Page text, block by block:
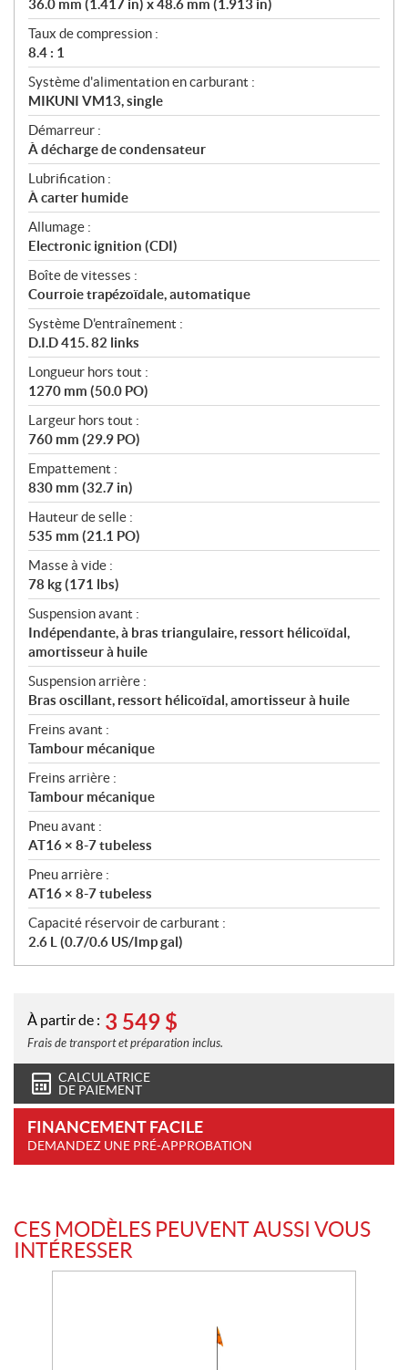
36.0 mm (1.417 in) x 48.6 mm (1.913 in)
Taux de compression :
8.4 : 1
Système d'alimentation en carburant :
MIKUNI VM13, single
Démarreur :
À décharge de condensateur
Lubrification :
À carter humide
Allumage :
Electronic ignition (CDI)
Boîte de vitesses :
Courroie trapézoïdale, automatique
Système D'entraînement :
D.I.D 415. 82 links
Longueur hors tout :
1270 mm (50.0 PO)
Largeur hors tout :
760 mm (29.9 PO)
Empattement :
830 mm (32.7 in)
Hauteur de selle :
535 mm (21.1 PO)
Masse à vide :
78 kg (171 lbs)
Suspension avant :
Indépendante, à bras triangulaire, ressort hélicoïdal,
amortisseur à huile
Suspension arrière :
Bras oscillant, ressort hélicoïdal, amortisseur à huile
Freins avant :
Tambour mécanique
Freins arrière :
Tambour mécanique
Pneu avant :
AT16 × 8-7 tubeless
Pneu arrière :
AT16 × 8-7 tubeless
Capacité réservoir de carburant :
2.6 L (0.7/0.6 US/Imp gal)
À partir de : 3 549 $
Frais de transport et préparation inclus.
CALCULATRICE
DE PAIEMENT
FINANCEMENT FACILE
DEMANDEZ UNE PRÉ-APPROBATION
CES MODÈLES PEUVENT AUSSI VOUS
INTÉRESSER